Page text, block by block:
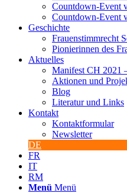
Countdown-Event
Countdown-Event
Geschichte
Frauenstimmrecht
Pionierinnen des
Aktuelles
Manifest CH 2021
Aktionen und
Blog
Literatur und Links
Kontakt
Kontaktformular
Newsletter
DE
FR
IT
RM
Menü Menü